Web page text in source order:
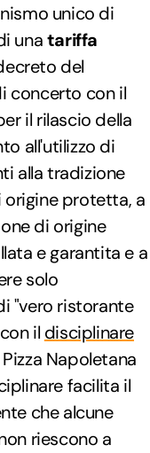
unico di
unatariffa
del
concerto con il
il rilascio della
all'utilizzo di
alla tradizione
origine protetta, a
di origine
e garantita e a
solo
"vero ristorante
il disciplinare
Napoletana
facilita il
che alcune
riescono a